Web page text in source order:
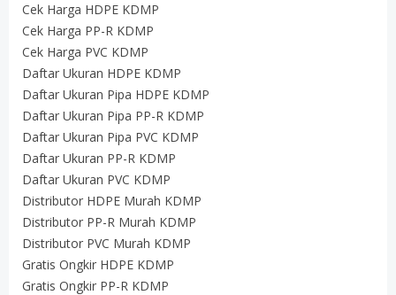
Cek Harga HDPE KDMP
Cek Harga PP-R KDMP
Cek Harga PVC KDMP
Daftar Ukuran HDPE KDMP
Daftar Ukuran Pipa HDPE KDMP
Daftar Ukuran Pipa PP-R KDMP
Daftar Ukuran Pipa PVC KDMP
Daftar Ukuran PP-R KDMP
Daftar Ukuran PVC KDMP
Distributor HDPE Murah KDMP
Distributor PP-R Murah KDMP
Distributor PVC Murah KDMP
Gratis Ongkir HDPE KDMP
Gratis Ongkir PP-R KDMP